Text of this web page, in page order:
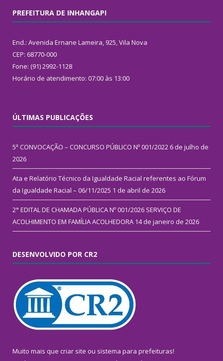
PREFEITURA DE INHANGAPI
End.: Avenida Ernane Lameira, 925, Vila Nova
CEP: 68770-000
Fone: (91) 2992-1128
Horário de atendimento: 07:00 às 13:00
ÚLTIMAS PUBLICAÇÕES
5ª CONVOCAÇÃO – CONCURSO PÚBLICO Nº 001/2022 6 de julho de
2026
Ata e Relatório Técnico da Igualdade Racial referentes ao Fórum
da Igualdade Racial – 06/11/2025 1 de abril de 2026
2° EDITAL DE CHAMADA PÚBLICA Nº 001/2026 SERVIÇO DE
ACOLHIMENTO EM FAMÍLIA ACOLHEDORA 14 de janeiro de 2026
DESENVOLVIDO POR CR2
Muito mais que criar site ou sistema para prefeituras!